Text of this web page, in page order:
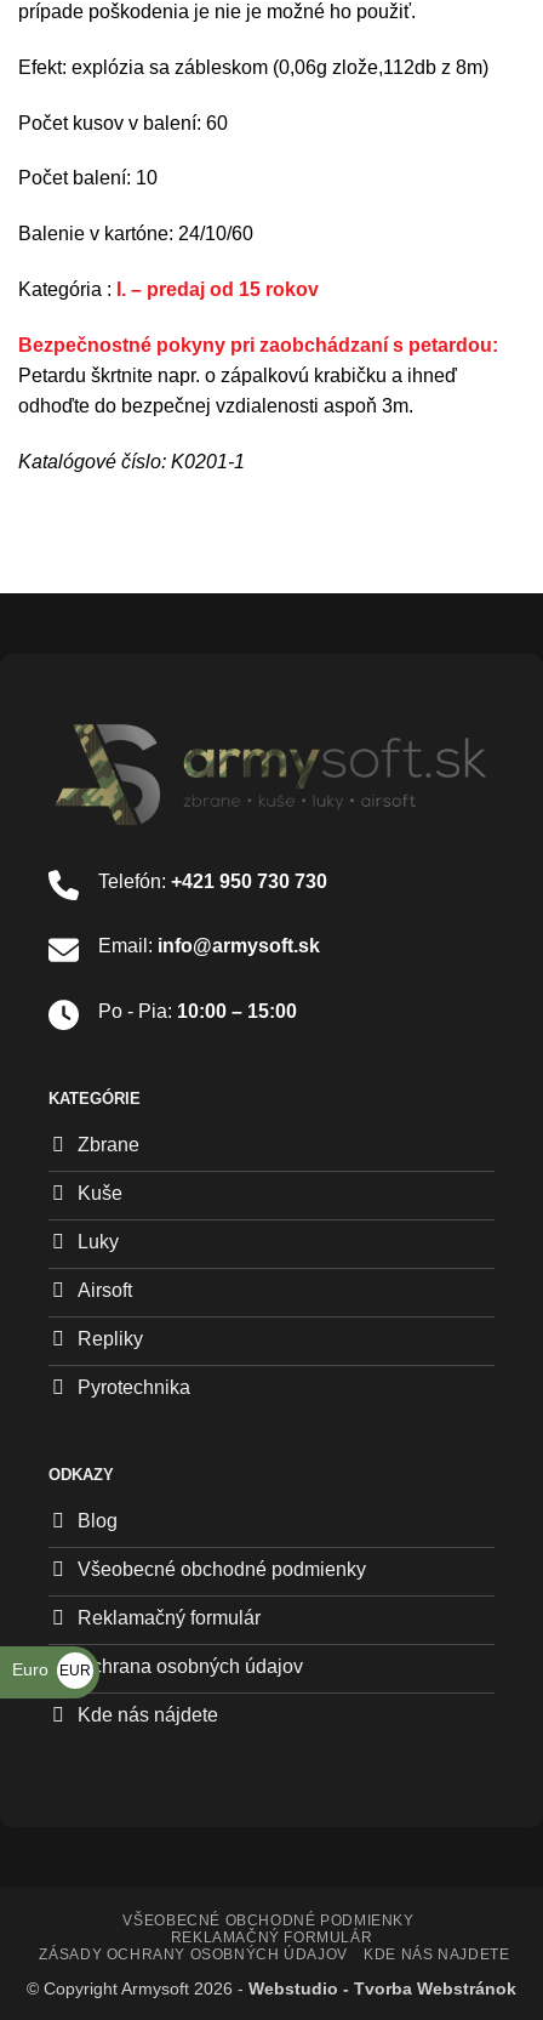
prípade poškodenia je nie je možné ho použiť.
Efekt: explózia sa zábleskom (0,06g zlože,112db z 8m)
Počet kusov v balení: 60
Počet balení: 10
Balenie v kartóne: 24/10/60
Kategória : I. – predaj od 15 rokov
Bezpečnostné pokyny pri zaobchádzaní s petardou:
Petardu škrtnite napr. o zápalkovú krabičku a ihneď
odhoďte do bezpečnej vzdialenosti aspoň 3m.
Katalógové číslo: K0201-1
Telefón: +421 950 730 730
Email: info@armysoft.sk
Po - Pia: 10:00 – 15:00
KATEGÓRIE
Zbrane
Kuše
Luky
Airsoft
Repliky
Pyrotechnika
ODKAZY
Blog
Všeobecné obchodné podmienky
Reklamačný formulár
Ochrana osobných údajov
Kde nás nájdete
VŠEOBECNÉ OBCHODNÉ PODMIENKY
REKLAMAČNÝ FORMULÁR
ZÁSADY OCHRANY OSOBNÝCH ÚDAJOV
KDE NÁS NAJDETE
© Copyright Armysoft 2026 - Webstudio - Tvorba Webstránok
Euro
EUR
€